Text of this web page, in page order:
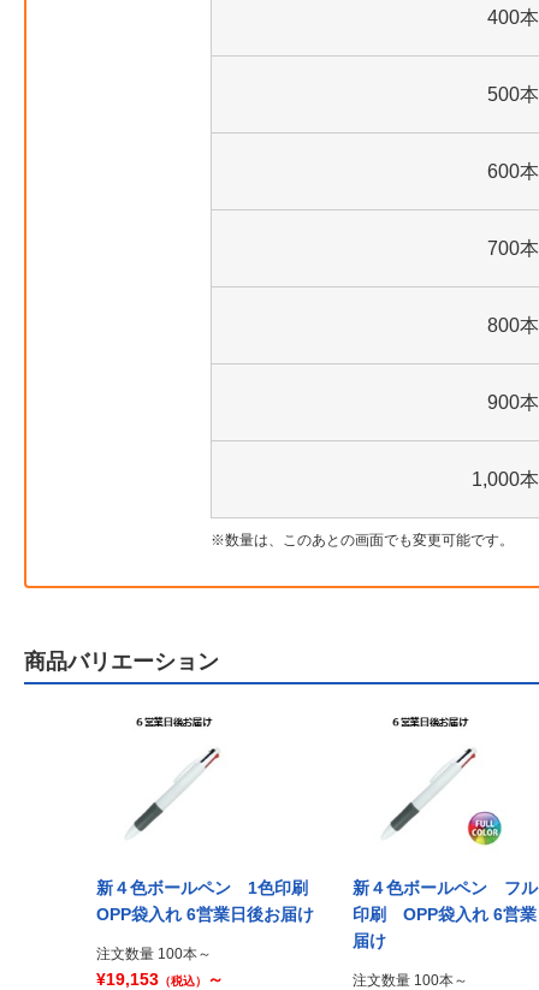
400本
500本
600本
700本
800本
900本
1,000本
数量は、このあとの画面でも変更可能です。
商品バリエーション
新４色ボールペン 1色印刷
OPP袋入れ 6営業日後お届け
注文数量 100本～
¥19,153 （税込） ～
新４色ボールペン フ
印刷 OPP袋入れ 6営業
届け
注文数量 100本～